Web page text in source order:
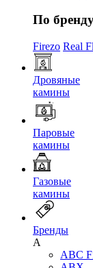
По
Firezo Real
Дровяные
камины
Паровые
камины
Газовые
камины
Бренды
A
ABC